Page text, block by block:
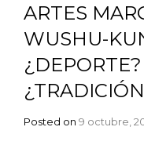
ARTES
WUSHU-
Posted on 9 octubre,